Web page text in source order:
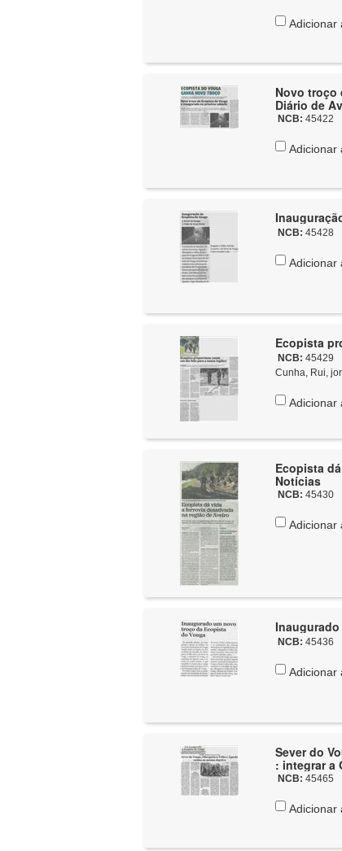
Adicionar
Novo troço
Diário de
NCB:45422
Adicionar
NCB:45428
Adicionar
Ecopista
NCB:45429
Cunha, Rui,
Adicionar
Ecopista
Notícias
NCB:45430
Adicionar
NCB:45436
Adicionar
Sever do
: integrar a
NCB:45465
Adicionar